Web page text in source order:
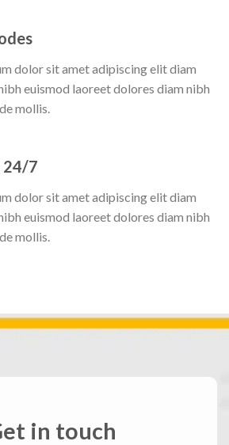
dolor sit amet adipiscing elit diam
euismod laoreet dolores diam nibh
mollis.
24/7
dolor sit amet adipiscing elit diam
euismod laoreet dolores diam nibh
mollis.
in touch